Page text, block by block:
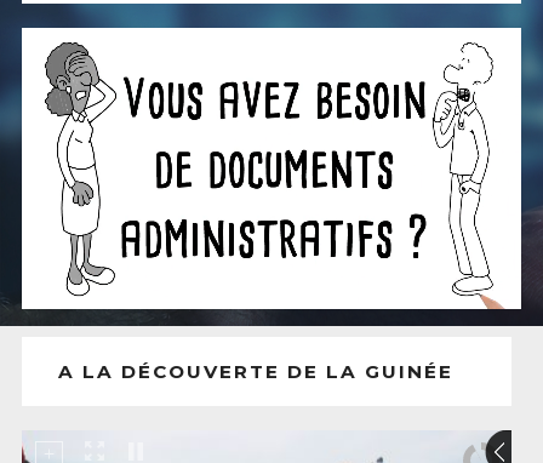
A LA DÉCOUVERTE DE LA GUINÉE